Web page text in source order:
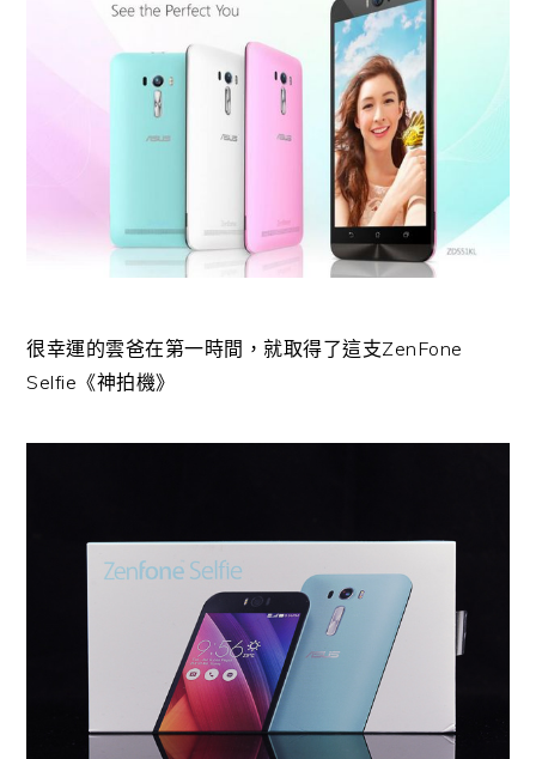
很幸運的雲爸在第一時間，就取得了這支ZenFone
Selfie《神拍機》